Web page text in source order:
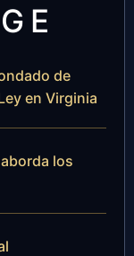
de
en Virginia
los